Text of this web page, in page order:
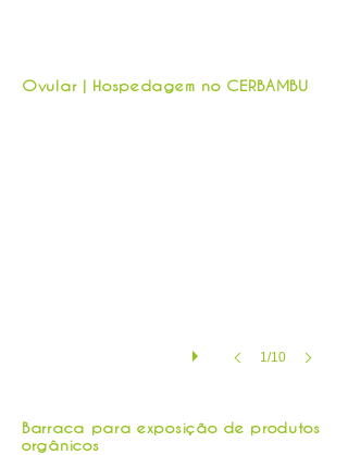
Ovular | Hospedagem no CERBAMBU
1/10
Barraca para exposição de produtos
orgânicos